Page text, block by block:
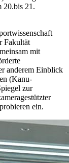
20.bis 21.
Fakultät
mit
anderem Einblick
(Kanu-
zur
ein.